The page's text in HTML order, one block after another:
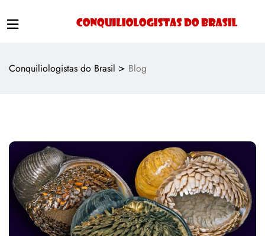
Conquiliologistas do Brasil > Blog